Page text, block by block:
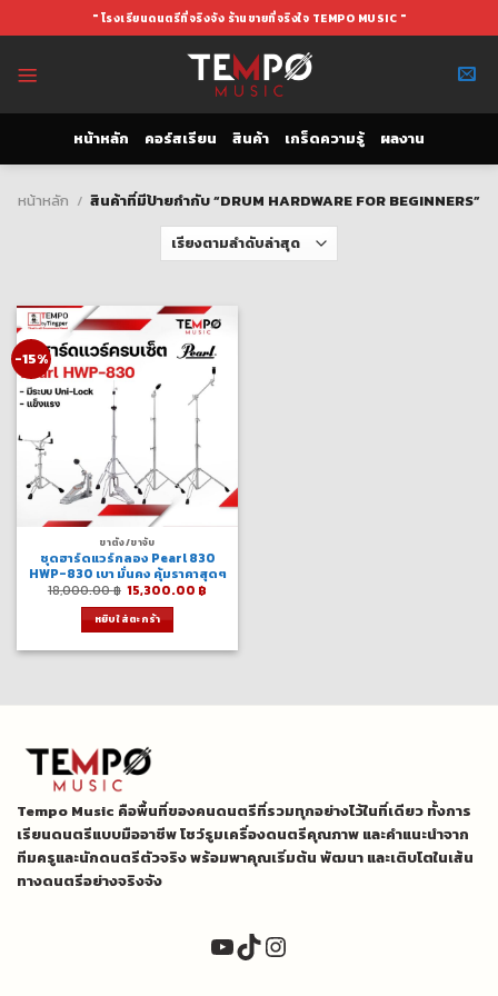
to
" โรงเรียนดนตรีที่จริงจัง ร้านขายที่จริงใจ TEMPO MUSIC "
หน้าหลัก คอร์สเรียน สินค้า เกร็ดความรู้ ผลงาน
หน้าหลัก / สินค้าที่มีป้ายกำกับ “DRUM HARDWARE FOR BEGINNERS”
-15%
ขาตั้ง/ขาจับ
ชุดฮาร์ดแวร์กลอง Pearl 830
HWP-830 เบา มั่นคง คุ้มราคาสุดๆ
18,000.00฿ Original
price
was:
18,000.00 ฿.
15,300.00 ฿
หยิบใส่ตะกร้า
Tempo Music คือพื้นที่ของคนดนตรีที่รวมทุกอย่างไว้ในที่เดียว ทั้งการ
เรียนดนตรีแบบมืออาชีพ โชว์รูมเครื่องดนตรีคุณภาพ และคำแนะนำจาก
ทีมครูและนักดนตรีตัวจริง พร้อมพาคุณเริ่มต้น พัฒนา และเติบโตในเส้น
ทางดนตรีอย่างจริงจัง
YouTube
TikTok
Instagram